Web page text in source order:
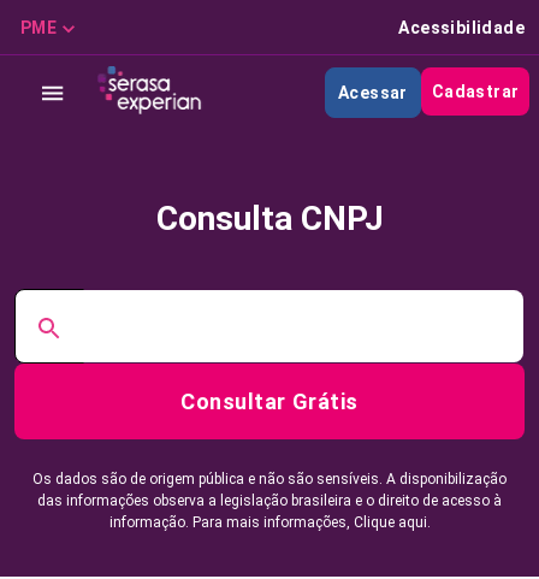
PME Acessibilidade
Acessar Cadastrar
Consulta CNPJ
Consultar Grátis
Os dados são de origem pública e não são sensíveis. A disponibilização
das informações observa a legislação brasileira e o direito de acesso à
informação. Para mais informações, Clique aqui.